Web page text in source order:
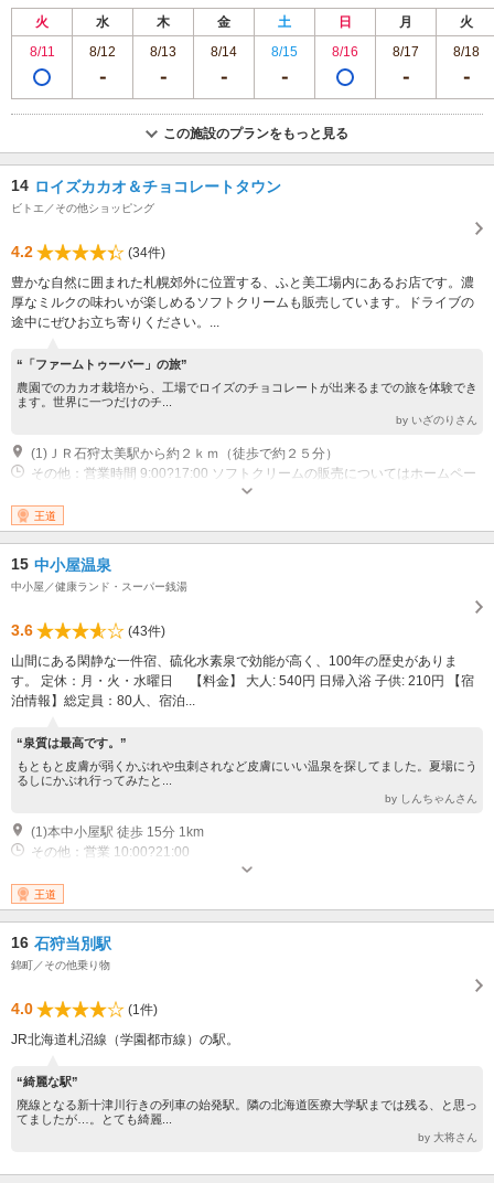
火 水 木 金 土 日 月
火
8/11
8/12 8/13 8/14 8/15 8/16 8/17 8/18
この施設のプランをもっと見る
14 ロイズカカオ＆チョコレートタウン
ビトエ／その他ショッピング
4.2
(34件)
豊かな自然に囲まれた札幌郊外に位置する、ふと美工場内にあるお店です。濃
厚なミルクの味わいが楽しめるソフトクリームも販売しています。ドライブの
途中にぜひお立ち寄りください。...
“「ファームトゥーバー」の旅”
農園でのカカオ栽培から、工場でロイズのチョコレートが出来るまでの旅を体験でき
ます。世界に一つだけのチ...
by いざのりさん
(1)ＪＲ石狩太美駅から約２ｋｍ（徒歩で約２５分）
その他：営業時間 9:00?17:00 ソフトクリームの販売についてはホームペー
王道
15 中小屋温泉
中小屋／健康ランド・スーパー銭湯
3.6
(43件)
山間にある閑静な一件宿、硫化水素泉で効能が高く、100年の歴史がありま
す。 定休：月・火・水曜日 【料金】 大人: 540円 日帰入浴 子供: 210円 【宿
泊情報】総定員：80人、宿泊...
“泉質は最高です。”
もともと皮膚が弱くかぶれや虫刺されなど皮膚にいい温泉を探してました。夏場にう
るしにかぶれ行ってみたと...
by しんちゃんさん
(1)本中小屋駅 徒歩 15分 1km
その他：営業 10:00?21:00
王道
16 石狩当別駅
錦町／その他乗り物
4.0
(1件)
JR北海道札沼線（学園都市線）の駅。
“綺麗な駅”
廃線となる新十津川行きの列車の始発駅。隣の北海道医療大学駅までは残る、と思っ
てましたが…。とても綺麗...
by 大将さん